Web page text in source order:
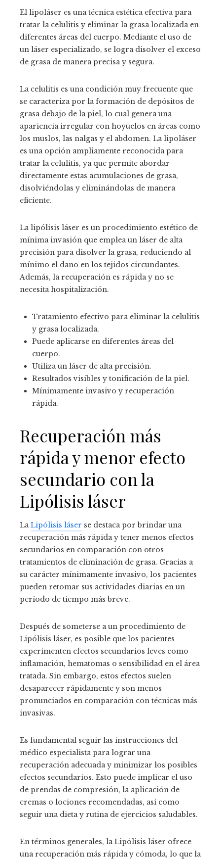
El lipoláser es una técnica estética efectiva para
tratar la celulitis y eliminar la grasa localizada en
diferentes áreas del cuerpo. Mediante el uso de
un láser especializado, se logra disolver el exceso
de grasa de manera precisa y segura.
La celulitis es una condición muy frecuente que
se caracteriza por la formación de depósitos de
grasa debajo de la piel, lo cual genera una
apariencia irregular con hoyuelos en áreas como
los muslos, las nalgas y el abdomen. La lipoláser
es una opción ampliamente reconocida para
tratar la celulitis, ya que permite abordar
directamente estas acumulaciones de grasa,
disolviéndolas y eliminándolas de manera
eficiente.
La lipólisis láser es un procedimiento estético de
mínima invasión que emplea un láser de alta
precisión para disolver la grasa, reduciendo al
mínimo el daño en los tejidos circundantes.
Además, la recuperación es rápida y no se
necesita hospitalización.
Tratamiento efectivo para eliminar la celulitis
y grasa localizada.
Puede aplicarse en diferentes áreas del
cuerpo.
Utiliza un láser de alta precisión.
Resultados visibles y tonificación de la piel.
Mínimamente invasivo y recuperación
rápida.
Recuperación más
rápida y menor efecto
secundario con la
Lipólisis láser
LaLipólisis láser se destaca por brindar una
recuperación más rápida y tener menos efectos
secundarios en comparación con otros
tratamientos de eliminación de grasa. Gracias a
su carácter mínimamente invasivo, los pacientes
pueden retomar sus actividades diarias en un
período de tiempo más breve.
Después de someterse a un procedimiento de
Lipólisis láser, es posible que los pacientes
experimenten efectos secundarios leves como
inflamación, hematomas o sensibilidad en el área
tratada. Sin embargo, estos efectos suelen
desaparecer rápidamente y son menos
pronunciados en comparación con técnicas más
invasivas.
Es fundamental seguir las instrucciones del
médico especialista para lograr una
recuperación adecuada y minimizar los posibles
efectos secundarios. Esto puede implicar el uso
de prendas de compresión, la aplicación de
cremas o lociones recomendadas, así como
seguir una dieta y rutina de ejercicios saludables.
En términos generales, la Lipólisis láser ofrece
una recuperación más rápida y cómoda, lo que la